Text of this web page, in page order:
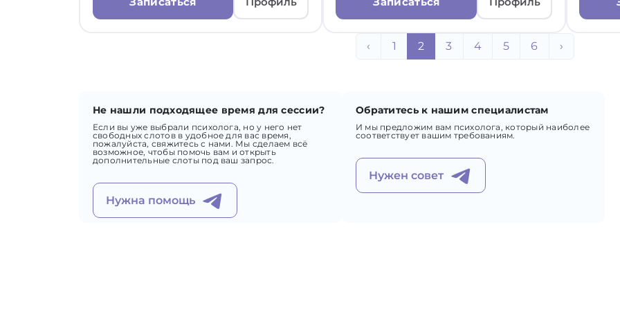
‹ 1 2 3 4 5 6 ›
Не нашли подходящее время для сессии?
Если вы уже выбрали психолога, но у него нет
свободных слотов в удобное для вас время,
пожалуйста, свяжитесь с нами. Мы сделаем всё
возможное, чтобы помочь вам и открыть
дополнительные слоты под ваш запрос.
Нужна помощь
Обратитесь к нашим специалистам
И мы предложим вам психолога, который наиболее
соответствует вашим требованиям.
Нужен совет